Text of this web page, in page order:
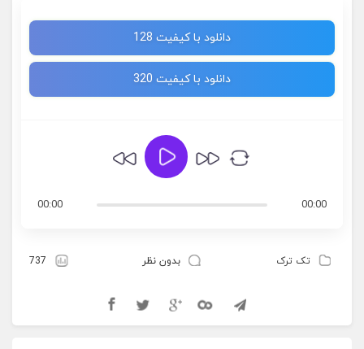
دانلود با کیفیت 128
دانلود با کیفیت 320
00:00
00:00
تک ترک بدون نظر 737